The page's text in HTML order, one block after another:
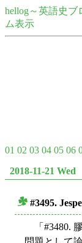
hellog～英語史ブ
ム表示
01 02 03 04 05 06
2018-11-21 Wed
#3495.
「#3480.